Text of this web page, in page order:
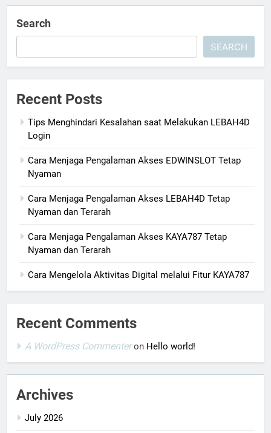
Search
SEARCH
Recent Posts
Tips Menghindari Kesalahan saat Melakukan LEBAH4D
Login
Cara Menjaga Pengalaman Akses EDWINSLOT Tetap
Nyaman
Cara Menjaga Pengalaman Akses LEBAH4D Tetap
Nyaman dan Terarah
Cara Menjaga Pengalaman Akses KAYA787 Tetap
Nyaman dan Terarah
Cara Mengelola Aktivitas Digital melalui Fitur KAYA787
Recent Comments
A WordPress Commenteron Hello world!
Archives
July 2026